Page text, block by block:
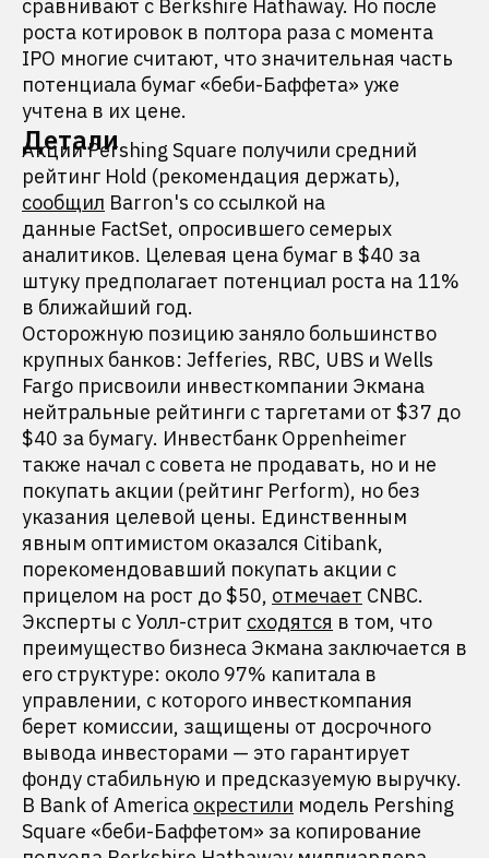
сравнивают с Berkshire Hathaway. Но после
роста котировок в полтора раза с момента
IPO многие считают, что значительная часть
потенциала бумаг «беби-Баффета» уже
учтена в их цене.
Детали
Акции Pershing Square получили средний
рейтинг Hold (рекомендация держать),
сообщил Barron's со ссылкой на
данные FactSet, опросившего семерых
аналитиков. Целевая цена бумаг в $40 за
штуку предполагает потенциал роста на 11%
в ближайший год.
Осторожную позицию заняло большинство
крупных банков: Jefferies, RBC, UBS и Wells
Fargo присвоили инвесткомпании Экмана
нейтральные рейтинги с таргетами от $37 до
$40 за бумагу. Инвестбанк Oppenheimer
также начал с совета не продавать, но и не
покупать акции (рейтинг Perform), но без
указания целевой цены. Единственным
явным оптимистом оказался Citibank,
порекомендовавший покупать акции с
прицелом на рост до $50, отмечает CNBC.
Эксперты с Уолл-стрит сходятся в том, что
преимущество бизнеса Экмана заключается в
его структуре: около 97% капитала в
управлении, с которого инвесткомпания
берет комиссии, защищены от досрочного
вывода инвесторами — это гарантирует
фонду стабильную и предсказуемую выручку.
В Bank of America окрестили модель Pershing
Square «беби-Баффетом» за копирование